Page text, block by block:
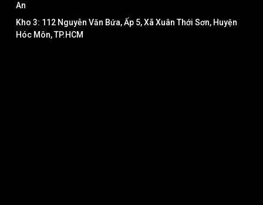
An
Kho 3: 112 Nguyễn Văn Bứa, Ấp 5, Xã Xuân Thới Sơn, Huyện
Hóc Môn, TP.HCM